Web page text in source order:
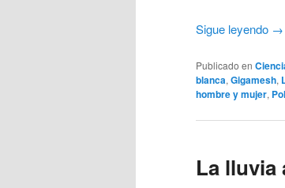
Sigue leyendo →
Publicado en
blanca, Gigamesh,
hombre y mujer,
La lluvia